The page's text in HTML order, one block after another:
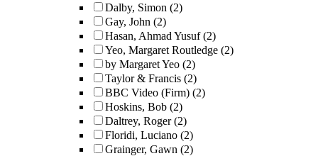
Dalby, Simon (2)
Gay, John (2)
Hasan, Ahmad Yusuf (2)
Yeo, Margaret Routledge (2)
by Margaret Yeo (2)
Taylor & Francis (2)
BBC Video (Firm) (2)
Hoskins, Bob (2)
Daltrey, Roger (2)
Floridi, Luciano (2)
Grainger, Gawn (2)